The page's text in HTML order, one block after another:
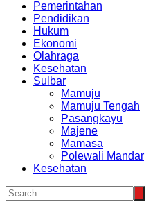
Pemerintahan
Pendidikan
Hukum
Ekonomi
Olahraga
Kesehatan
Sulbar
Mamuju
Mamuju Tengah
Pasangkayu
Majene
Mamasa
Polewali Mandar
Kesehatan